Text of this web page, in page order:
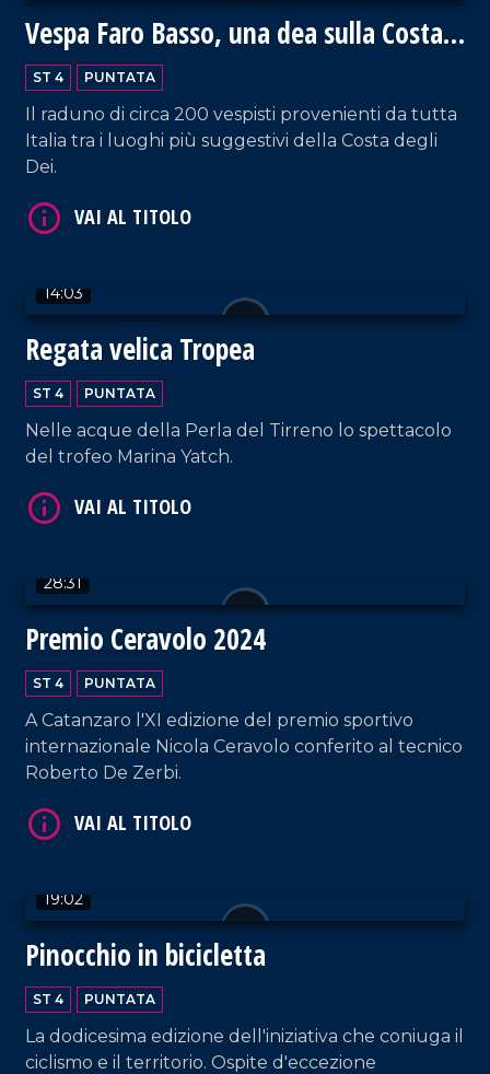
Vespa Faro Basso, una dea sulla Costa
degli Dei
ST 4 PUNTATA
Il raduno di circa 200 vespisti provenienti da tutta
Italia tra i luoghi più suggestivi della Costa degli
Dei.
14:03
Regata velica Tropea
ST 4 PUNTATA
Nelle acque della Perla del Tirreno lo spettacolo
del trofeo Marina Yatch.
28:31
Premio Ceravolo 2024
ST 4 PUNTATA
A Catanzaro l'XI edizione del premio sportivo
internazionale Nicola Ceravolo conferito al tecnico
Roberto De Zerbi.
19:02
Pinocchio in bicicletta
ST 4 PUNTATA
La dodicesima edizione dell'iniziativa che coniuga il
ciclismo e il territorio. Ospite d'eccezione
VAI AL TITOLO
VAI AL TITOLO
VAI AL TITOLO
VAI AL TITOLO
VAI AL TITOLO